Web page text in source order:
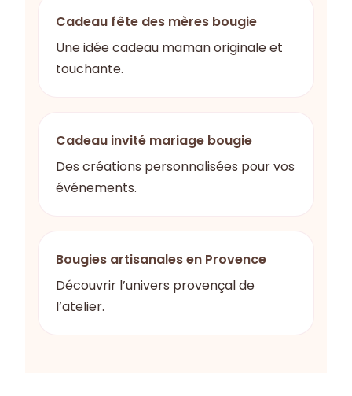
Cadeau fête des mères bougie
Une idée cadeau maman originale et
touchante.
Cadeau invité mariage bougie
Des créations personnalisées pour vos
événements.
Bougies artisanales en Provence
Découvrir l’univers provençal de
l’atelier.